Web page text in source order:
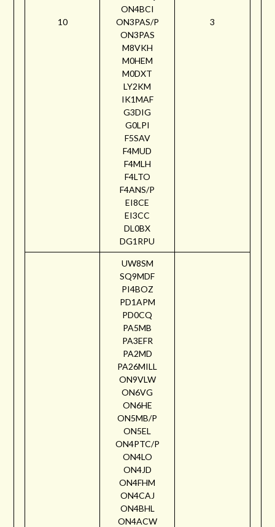
10
ON4BCI
ON3PAS/P
ON3PAS
M8VKH
M0HEM
M0DXT
LY2KM
IK1MAF
G3DIG
G0LPI
F5SAV
F4MUD
F4MLH
F4LTO
F4ANS/P
EI8CE
EI3CC
DL0BX
DG1RPU
3
UW8SM
SQ9MDF
PI4BOZ
PD1APM
PD0CQ
PA5MB
PA3EFR
PA2MD
PA26MILL
ON9VLW
ON6VG
ON6HE
ON5MB/P
ON5EL
ON4PTC/P
ON4LO
ON4JD
ON4FHM
ON4CAJ
ON4BHL
ON4ACW